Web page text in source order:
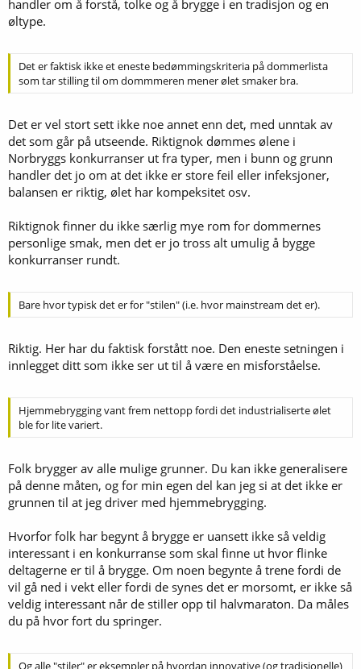
handler om å forstå, tolke og å brygge i en tradisjon og en
øltype.
Det er faktisk ikke et eneste bedømmingskriteria på dommerlista
som tar stilling til om dommmeren mener ølet smaker bra.
Det er vel stort sett ikke noe annet enn det, med unntak av
det som går på utseende. Riktignok dømmes ølene i
Norbryggs konkurranser ut fra typer, men i bunn og grunn
handler det jo om at det ikke er store feil eller infeksjoner,
balansen er riktig, ølet har kompeksitet osv.
Riktignok finner du ikke særlig mye rom for dommernes
personlige smak, men det er jo tross alt umulig å bygge
konkurranser rundt.
Bare hvor typisk det er for "stilen" (i.e. hvor mainstream det er).
Riktig. Her har du faktisk forstått noe. Den eneste setningen i
innlegget ditt som ikke ser ut til å være en misforståelse.
Hjemmebrygging vant frem nettopp fordi det industrialiserte ølet
ble for lite variert.
Folk brygger av alle mulige grunner. Du kan ikke generalisere
på denne måten, og for min egen del kan jeg si at det ikke er
grunnen til at jeg driver med hjemmebrygging.
Hvorfor folk har begynt å brygge er uansett ikke så veldig
interessant i en konkurranse som skal finne ut hvor flinke
deltagerne er til å brygge. Om noen begynte å trene fordi de
vil gå ned i vekt eller fordi de synes det er morsomt, er ikke så
veldig interessant når de stiller opp til halvmaraton. Da måles
du på hvor fort du springer.
Og alle "stiler" er eksempler på hvordan innovative (og tradisjonelle)